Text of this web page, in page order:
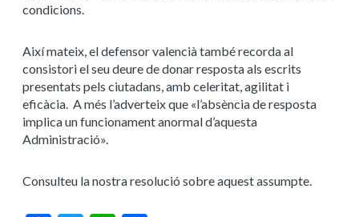
condicions.
Així mateix, el defensor valencià també recorda al
consistori el seu deure de donar resposta als escrits
presentats pels ciutadans, amb celeritat, agilitat i
eficàcia. A més l’adverteix que «l’absència de resposta
implica un funcionament anormal d’aquesta
Administració».
Consulteu la nostra resolució sobre aquest assumpte.